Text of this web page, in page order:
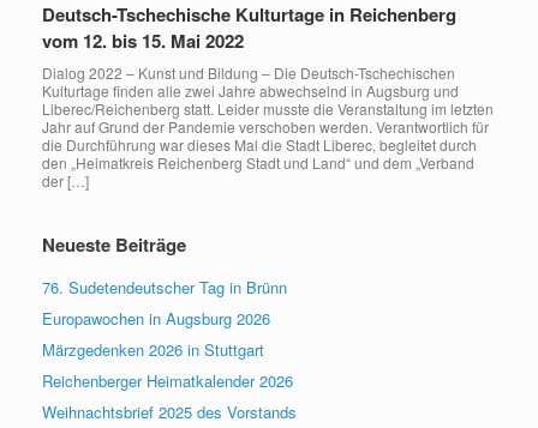
Deutsch-Tschechische Kulturtage in Reichenberg
vom 12. bis 15. Mai 2022
Dialog 2022 – Kunst und Bildung – Die Deutsch-Tschechischen
Kulturtage finden alle zwei Jahre abwechselnd in Augsburg und
Liberec/Reichenberg statt. Leider musste die Veranstaltung im letzten
Jahr auf Grund der Pandemie verschoben werden. Verantwortlich für
die Durchführung war dieses Mal die Stadt Liberec, begleitet durch
den „Heimatkreis Reichenberg Stadt und Land“ und dem „Verband
der […]
Neueste Beiträge
76. Sudetendeutscher Tag in Brünn
Europawochen in Augsburg 2026
Märzgedenken 2026 in Stuttgart
Reichenberger Heimatkalender 2026
Weihnachtsbrief 2025 des Vorstands